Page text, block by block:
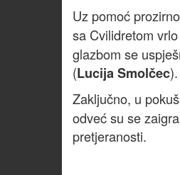
Uz pomoć
sa Cvilidretom
glazbom se
(Lucija Smolčec).
Zaključno, u
odveć su se
pretjeranosti.